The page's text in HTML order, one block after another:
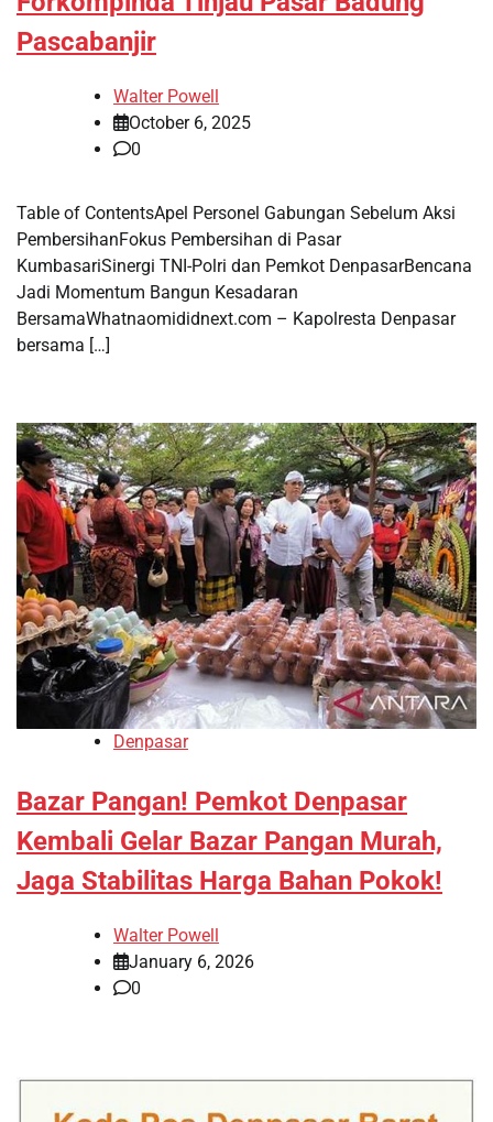
Pascabanjir
Walter Powell
October 6, 2025
0
Table of ContentsApel Personel Gabungan Sebelum Aksi
PembersihanFokus Pembersihan di Pasar
KumbasariSinergi TNI-Polri dan Pemkot DenpasarBencana
Jadi Momentum Bangun Kesadaran
BersamaWhatnaomididnext.com – Kapolresta Denpasar
bersama […]
Denpasar
Bazar Pangan! Pemkot Denpasar
Kembali Gelar Bazar Pangan Murah,
Jaga Stabilitas Harga Bahan Pokok!
Walter Powell
January 6, 2026
0